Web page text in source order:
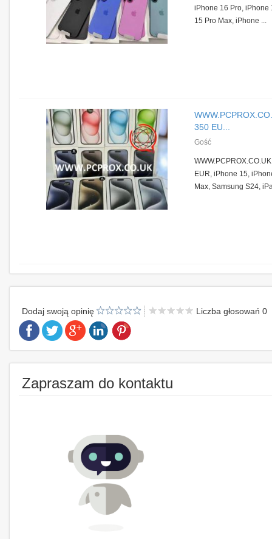
iPhone 16 Pro, iPhone
15 Pro Max, iPhone ...
350 EU...
Gość
EUR, iPhone 15,
Max, Samsung S24,
Dodaj swoją opinię Liczba głosowań 0
Zapraszam do kontaktu